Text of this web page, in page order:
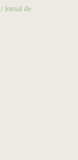
Jornal de